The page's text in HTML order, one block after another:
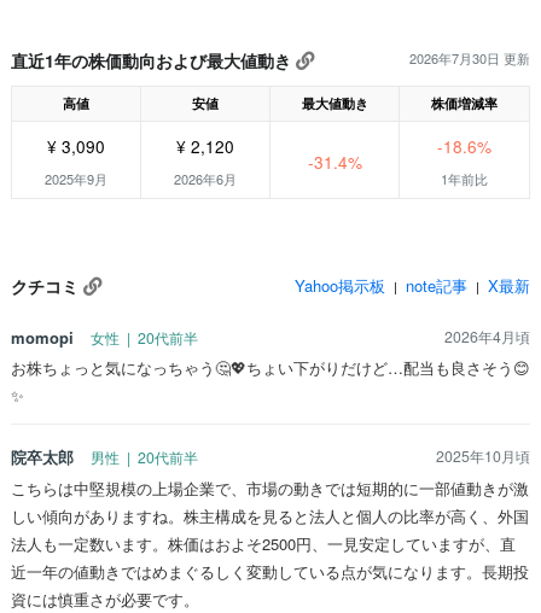
直近1年の株価動向および最大値動き 2026年7月30日 更新
高値 安値 最大値動き 株価増減率
¥ 3,090
2025年9月
¥ 2,120
2026年6月
-31.4%
-18.6%
1年前比
クチコミ Yahoo掲示板 | note記事 | X最新
momopi 女性 | 20代前半 2026年4月頃
お株ちょっと気になっちゃう🤔💖ちょい下がりだけど…配当も良さそう😊
✨
院卒太郎 男性 | 20代前半 2025年10月頃
こちらは中堅規模の上場企業で、市場の動きでは短期的に一部値動きが激
しい傾向がありますね。株主構成を見ると法人と個人の比率が高く、外国
法人も一定数います。株価はおよそ2500円、一見安定していますが、直
近一年の値動きではめまぐるしく変動している点が気になります。長期投
資には慎重さが必要です。